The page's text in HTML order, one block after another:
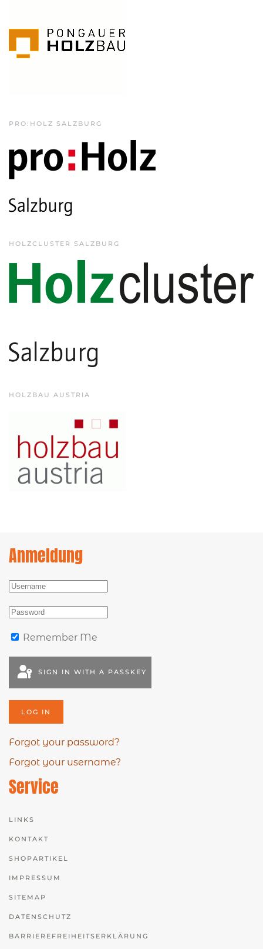
PRO:HOLZ SALZBURG
HOLZCLUSTER SALZBURG
HOLZBAU AUSTRIA
Anmeldung
Remember Me
SIGN IN WITH A PASSKEY
LOG IN
Forgot your password?
Forgot your username?
Service
LINKS
KONTAKT
SHOPARTIKEL
IMPRESSUM
SITEMAP
DATENSCHUTZ
BARRIEREFREIHEITSERKLÄRUNG